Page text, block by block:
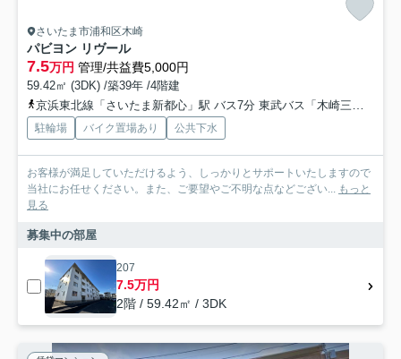
さいたま市浦和区木崎
パビヨン リヴール
7.5万円 管理/共益費5,000円
59.42㎡ (3DK) /築39年 /4階建
京浜東北線「さいたま新都心」駅 バス7分 東武バス「木崎三丁目」 停歩2分
駐輪場 バイク置場あり 公共下水
お客様が満足していただけるよう、しっかりとサポートいたしますので
当社にお任せください。また、ご要望やご不明な点などござい... もっと
見る
募集中の部屋
207
7.5万円
2階 / 59.42㎡ / 3DK